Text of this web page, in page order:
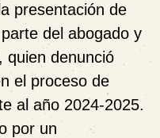
presentación de
del abogado y
, quien denunció
el proceso de
al año 2024-2025.
por un